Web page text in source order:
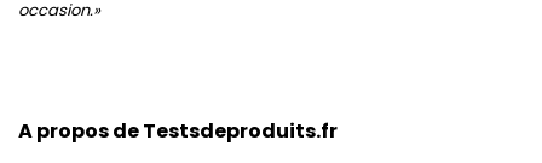
occasion.»
A propos de Testsdeproduits.fr